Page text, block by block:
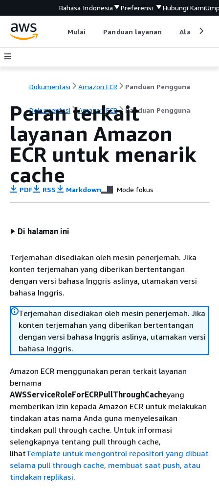
Bahasa Indonesia Preferensi Hubungi Kami
Mulai Panduan layanan Alat
Dokumentasi Amazon ECR Panduan Pengguna
Dokumentasi Amazon ECR Panduan Pengguna
Peran terkait
layanan Amazon
ECR untuk menarik
cache
PDF RSS Markdown Mode fokus
Di halaman ini
Terjemahan disediakan oleh mesin penerjemah. Jika
konten terjemahan yang diberikan bertentangan
dengan versi bahasa Inggris aslinya, utamakan versi
bahasa Inggris.
Terjemahan disediakan oleh mesin penerjemah. Jika
konten terjemahan yang diberikan bertentangan
dengan versi bahasa Inggris aslinya, utamakan versi
bahasa Inggris.
Amazon ECR menggunakan peran terkait layanan
bernama
AWSServiceRoleForECRPullThroughCacheyang
memberikan izin kepada Amazon ECR untuk melakukan
tindakan atas nama Anda guna menyelesaikan
tindakan pull through cache. Untuk informasi
selengkapnya tentang pull through cache,
lihatTemplate untuk mengontrol repositori yang dibuat
selama pull through cache, membuat saat push, atau
tindakan replikasi.